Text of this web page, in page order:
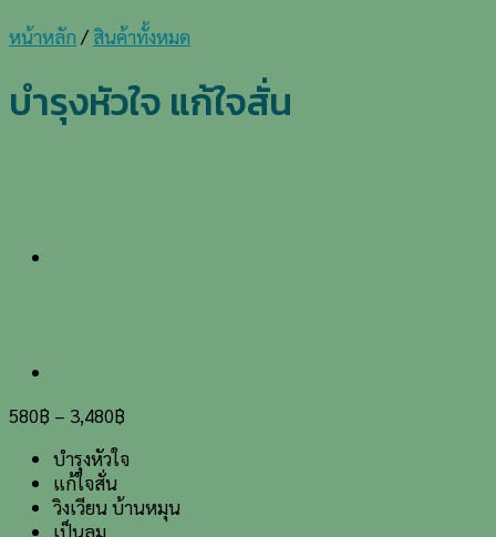
หน้าหลัก / สินค้าทั้งหมด
บำรุงหัวใจ แก้ใจสั่น
580฿ – 3,480฿
บำรุงหัวใจ
แก้ใจสั่น
วิงเวียน บ้านหมุน
เป็นลม